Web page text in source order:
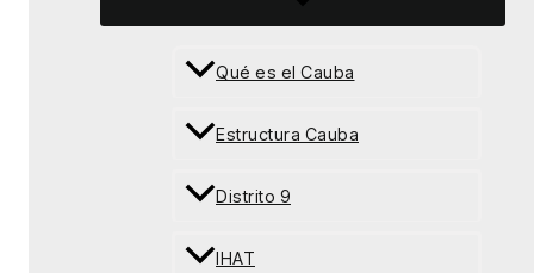
Qué es el Cauba
Estructura Cauba
Distrito 9
IHAT